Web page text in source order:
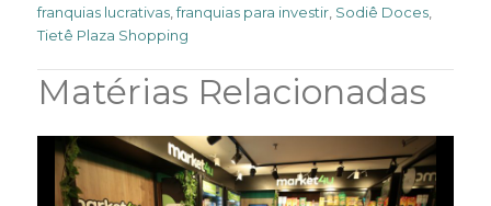
franquias lucrativas ,franquias para investir Sodiê Doces
Tietê Plaza Shopping
Matérias Relacionadas